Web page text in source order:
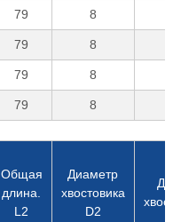
79 8
79 8
79 8
79 8
Общая
длина.
L2
Диаметр
хвостовика
D2